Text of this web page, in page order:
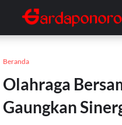
Beranda
Olahraga
Gaungkan